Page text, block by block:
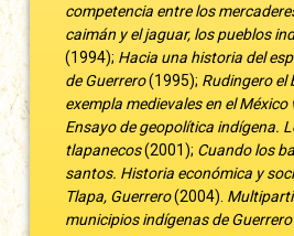
competencia entre los
caimán y el jaguar, los pueblos
(1994); Hacia una historia del
de Guerrero(1995); Rudingero el
exempla medievalesen el México
Ensayo de geopolítica indígena.
tlapanecos(2001); Cuando los
santos. Historia económica y
Tlapa, Guerrero(2004).
municipios indígenas de